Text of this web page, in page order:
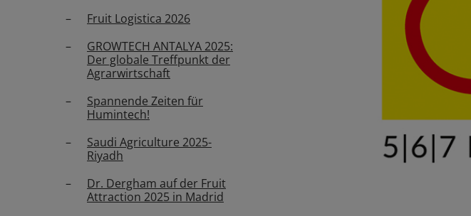
Fruit Logistica 2026
GROWTECH ANTALYA 2025:
Der globale Treffpunkt der
Agrarwirtschaft
Spannende Zeiten für
Humintech!
Saudi Agriculture 2025-
Riyadh
Dr. Dergham auf der Fruit
Attraction 2025 in Madrid